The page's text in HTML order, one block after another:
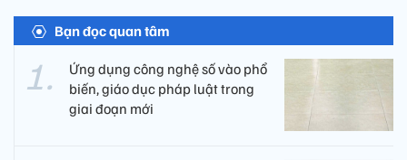
Bạn đọc quan tâm
Ứng dụng công nghệ số vào phổ
biến, giáo dục pháp luật trong
giai đoạn mới